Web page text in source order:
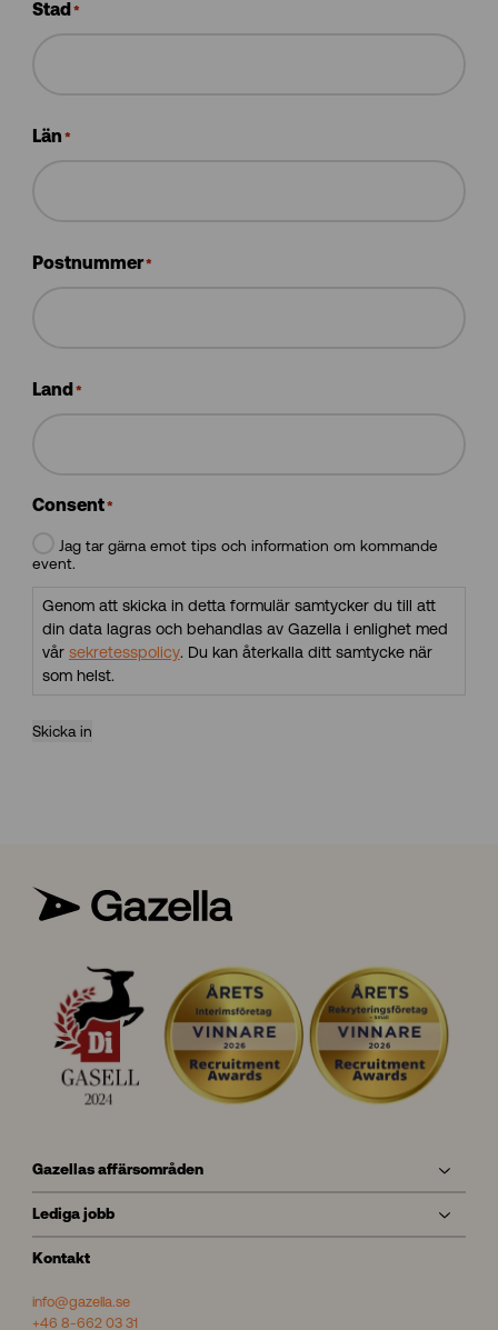
Stad *
Län *
Postnummer*
Land *
Consent*
Jag tar gärna emot tips och information om kommande
event.
Genom att skicka in detta formulär samtycker du till att
din data lagras och behandlas av Gazella i enlighet med
vår sekretesspolicy. Du kan återkalla ditt samtycke när
som helst.
Skicka in
Gazellas affärsområden
Lediga jobb
Kontakt
info@gazella.se
+46 8-662 03 31